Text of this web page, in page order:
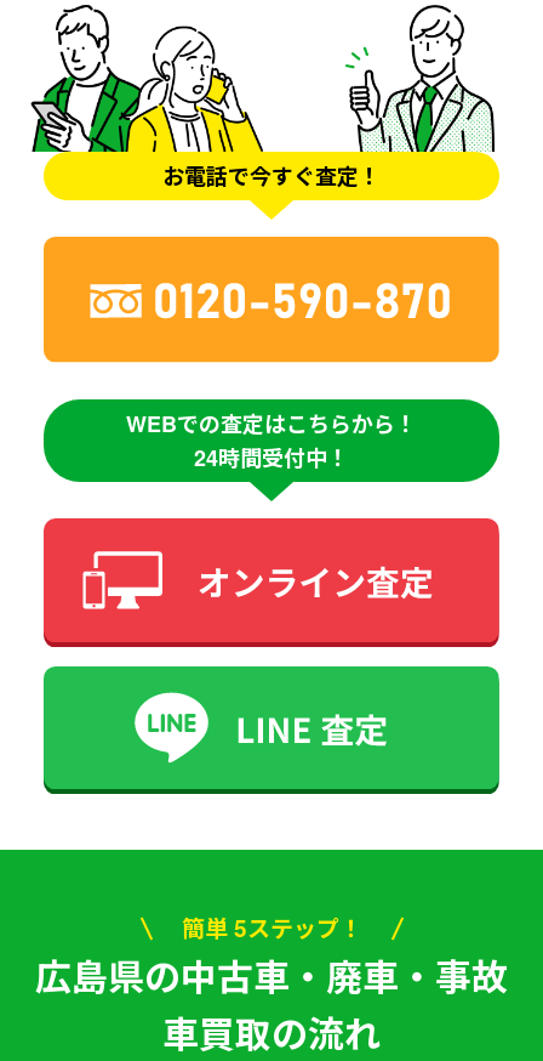
お電話で今すぐ査定！
WEBでの査定はこちらから！
24時間受付中！
簡単 5ステップ！
広島県の中古車・廃車・事故
車買取の流れ